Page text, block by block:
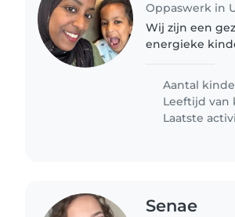
Oppaswerk in
Wij zijn een
energieke
structuur
Aantal
Leeftijd van
Laatste
Senae